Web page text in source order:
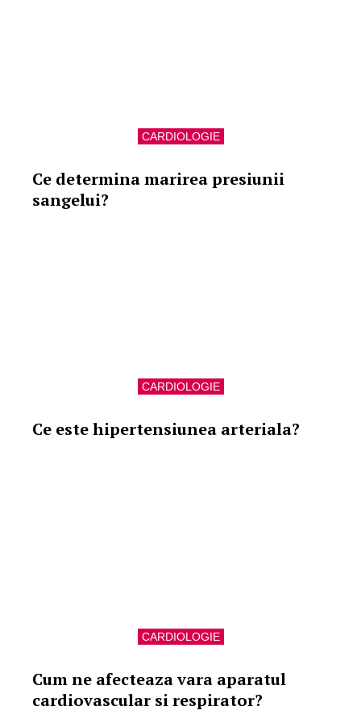
CARDIOLOGIE
Ce determina marirea presiunii
sangelui?
CARDIOLOGIE
Ce este hipertensiunea arteriala?
CARDIOLOGIE
Cum ne afecteaza vara aparatul
cardiovascular si respirator?